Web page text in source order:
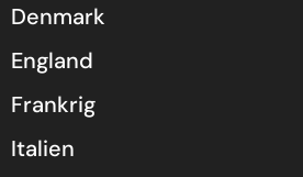
Denmark
England
Frankrig
Italien